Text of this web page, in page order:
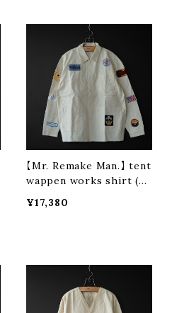
【Mr. Remake Man.】 tent
wappen works shirt (si
¥17,380